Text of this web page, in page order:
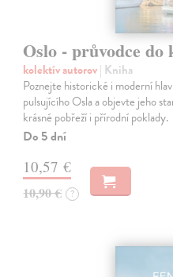
Oslo - průvodce do
kolektív autorov| Kniha
Poznejte historické i moderní
pulsujícího Osla a objevte jeho
krásné pobřeží i přírodní poklady.
Do 5 dní
10,57 €
10,90 € ?